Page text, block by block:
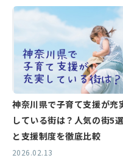
神奈川県で子育て支援が充
している街は？人気の街5選
と支援制度を徹底比較
2026.02.13